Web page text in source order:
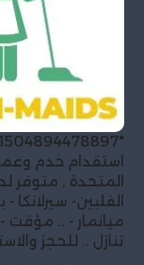
استقدام خدم
المتحدة , متوفر
الفلبين- سيرلانكا
ميانمار - .. مؤقت
تنازل .. للحجز